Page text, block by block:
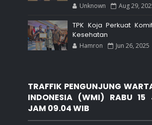
Unknown Aug 29,
TPK Koja Perkuat
Kesehatan
Hamron Jun 26, 2025
TRAFFIK PENGUNJUNG
INDONESIA (WMI) RABU 15
JAM 09.04 WIB